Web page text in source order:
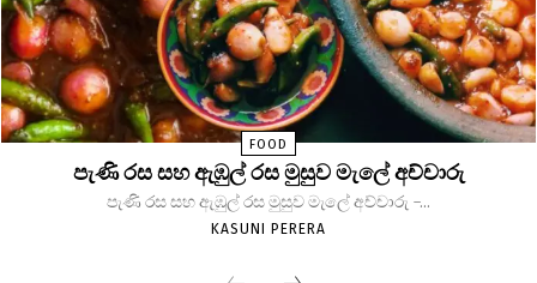
FOOD
පැණි රස සහ ඇඹුල් රස මුසුව මැලේ අච්චාරු
පැණි රස සහ ඇඹුල් රස මුසුව මැලේ අච්චාරු -...
KASUNI PERERA